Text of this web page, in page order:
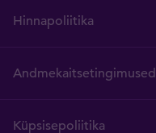
Hinnapoliitika
Andmekaitsetingimused
Küpsisepoliitika